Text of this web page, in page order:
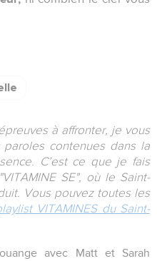
à affronter, je vous
contenues dans la
C’est ce que je fais
SE", où le Saint-
Vous pouvez toutes les
VITAMINES du Saint-
avec Matt et Sarah